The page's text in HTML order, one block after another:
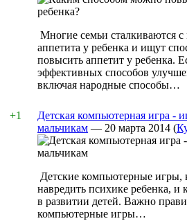
Многие семьи сталкиваются
аппетита у ребенка и ищут
повысить аппетит у ребенка.
эффективных способов
включая народные способы…
+1
Детская компьютерная игра -
мальчикам — 20 марта 2014 (
Детские компьютерные игры,
навредить психике ребенка, и
в развитии детей. Важно
компьютерные игры…